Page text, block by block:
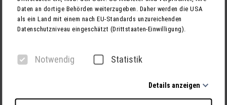
Sie haben Fragen zu dieser Reise?Gerne stehen wir
Ihnen mit Rat und Tat zur Seite!
Daten an dortige Behörden weiterzugeben. Daher werden die USA
als ein Land mit einem nach EU-Standards unzureichenden
Datenschutzniveau eingeschätzt (Drittstaaten-Einwilligung).
Notwendig Statistik
Details anzeigen